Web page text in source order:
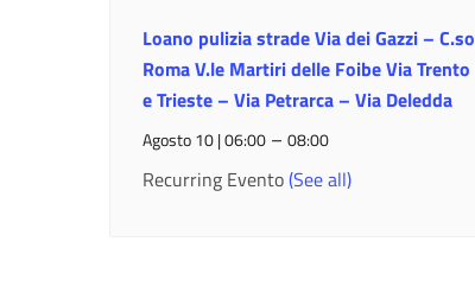
Loano pulizia strade Via dei Gazzi – C.so
Roma V.le Martiri delle Foibe Via Trento
e Trieste – Via Petrarca – Via Deledda
Agosto 10 | 06:00 –08:00
Recurring Evento(See all)